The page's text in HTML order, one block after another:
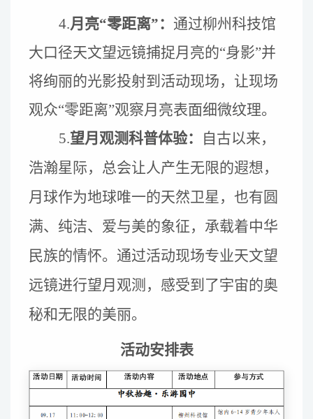
4.月亮“零距离”： 通过柳州科技馆
大口径天文望远镜捕捉月亮的“身影”并
将绚丽的光影投射到 活动现场，让现场
观众“零距离”观察月亮表面细微纹理。
5.望月观测科普体验：
自古以来，
浩瀚星际，总会让人产生无限的遐想，
月球作为地球唯一的天然卫星，也有圆
满、纯洁、爱与美的象征，承载着中华
民族的情怀。通过活动现场专业天文望
远镜进行望月观测， 感受到了宇宙的奥
秘和无限的美丽。
活动安排表